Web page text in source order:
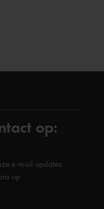
op:
e-mail updates
op